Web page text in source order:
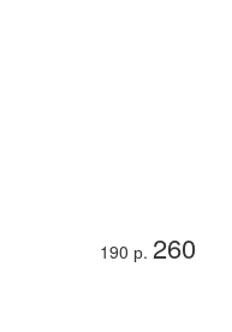
190 р. 260